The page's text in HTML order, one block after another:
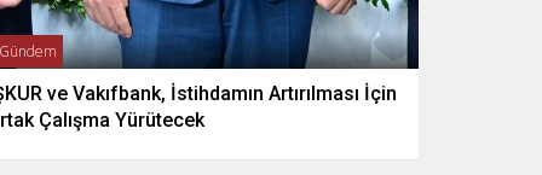
Gündem
ve Vakıfbank, İstihdamın Artırılması İçin
Çalışma Yürütecek